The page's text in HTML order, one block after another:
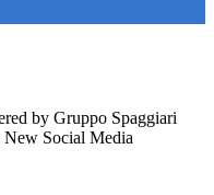
by Gruppo Spaggiari
Social Media